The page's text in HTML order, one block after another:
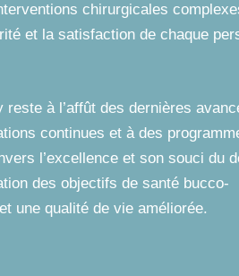
chirurgicales
et la satisfaction de chaque
à l’affût des dernières
continues et à des
l’excellence et son souci du
des objectifs de santé bucco-
une qualité de vie améliorée.